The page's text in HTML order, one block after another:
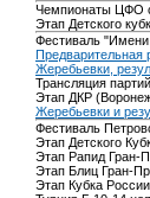
Чемпионаты ЦФО
Этап Детского
Фестиваль
Предварительная
Жеребьевки,
Трансляция партий
Этап ДКР
Жеребьевки и
Фестиваль
Этап Детского
Этап Рапид Гран-
Этап Блиц Гран-
Этап Кубка